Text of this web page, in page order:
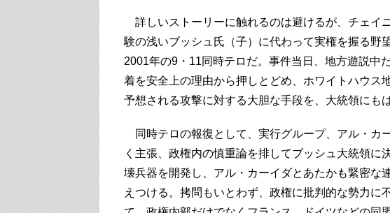
詳しいストーリーに触れるのは避けるが、チェイ
験の浅いブッシュ氏（子）に代わって実権を握る野
2001年の9・11同時テロだ。事件当日、地方遊説中
着を安全上の理由から押しとどめ、ホワイトハウス
予想される攻撃に対する大胆な手段を、大統領にも
同時テロの報復として、実行グループ、アル・カ
く主張、政権内の慎重論を排してブッシュ大統領に
壊兵器を開発し、アル・カーイダとあたかも緊密な
えつける。拷問もいとわず、政権に批判的な勢力に